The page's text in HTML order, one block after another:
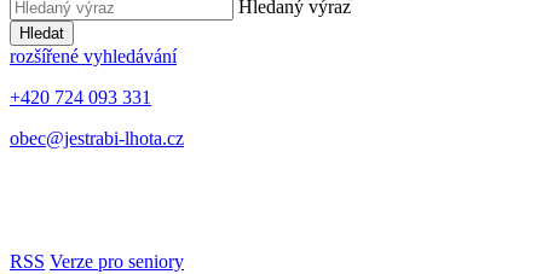
Hledaný výraz
Hledat
rozšířené vyhledávání
+420 724 093 331
obec@jestrabi-lhota.cz
RSS Verze pro seniory